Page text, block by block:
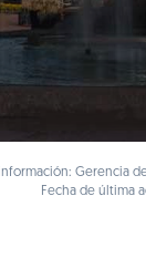
Gerencia
Fecha de última